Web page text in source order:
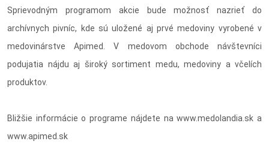
Sprievodným programom akcie bude možnosť nazrieť do
archívnych pivníc, kde sú uložené aj prvé medoviny vyrobené v
medovinárstve Apimed. V medovom obchode návštevníci
podujatia nájdu aj široký sortiment medu, medoviny a včelích
produktov.
Bližšie informácie o programe nájdete na www.medolandia.sk a
www.apimed.sk